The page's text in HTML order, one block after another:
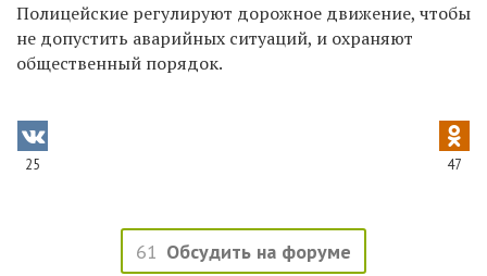
Полицейские регулируют дорожное движение, чтобы
не допустить аварийных ситуаций, и охраняют
общественный порядок.
25 47
61 Обсудить на форуме